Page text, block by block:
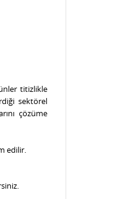
titizlikle
sektörel
çözüme
edilir.